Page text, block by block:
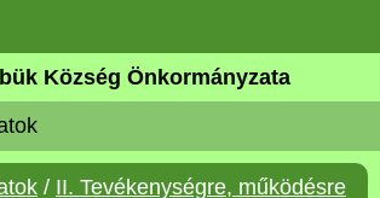
Község Önkormányzata
/ II. Tevékenységre, működésre